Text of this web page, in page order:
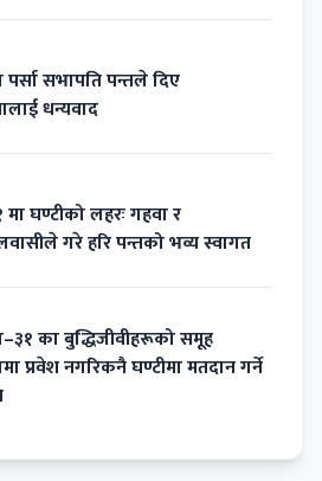
पर्सा सभापति पन्तले दिए
धन्यवाद
मा घण्टीको लहरः गहवा र
गरे हरि पन्तको भव्य स्वागत
का बुद्धिजीवीहरूको समूह
प्रवेश नगरिकनै घण्टीमा मतदान गर्ने